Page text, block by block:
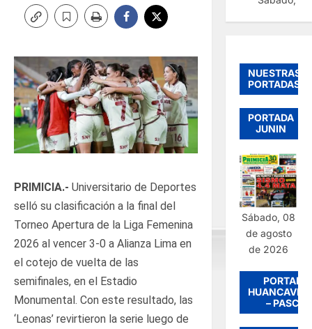
PRIMICIA.- Universitario de Deportes
selló su clasificación a la final del
Torneo Apertura de la Liga Femenina
2026 al vencer 3-0 a Alianza Lima en
el cotejo de vuelta de las
semifinales, en el Estadio
Monumental. Con este resultado, las
‘Leonas’ revirtieron la serie luego de
NUESTRAS
PORTADAS
PORTADA
JUNIN
Sábado, 08
de agosto
de 2026
PORTADA
– PASCO